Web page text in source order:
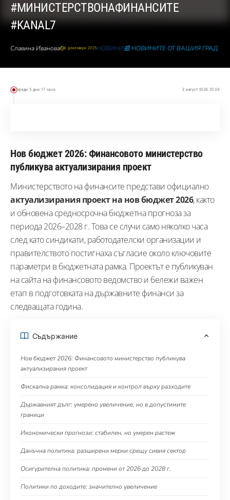
#МИНИСТЕРСТВОНАФИНАНСИТЕ
#KANAL7
Славина Иванова 6 декември 2025НОВИНИ📰 НОВИНИТЕ ОТ ВАШИЯ ГРАД
преди 5 дни 17 часа 3 август 2026 20:06
Нов бюджет 2026: Финансовото министерство
публикува актуализирания проект
Министерството на финансите представи официално
актуализирания проект на нов бюджет 2026, както
и обновена средносрочна бюджетна прогноза за
периода 2026–2028 г. Това се случи само няколко часа
след като синдикати, работодателски организации и
правителството постигнаха съгласие около ключовите
параметри в бюджетната рамка. Проектът е публикуван
на сайта на финансовото ведомство и бележи важен
етап в подготовката на държавните финанси за
следващата година.
Съдържание
Нов бюджет 2026: Финансовото министерство публикува
актуализирания проект
Фискална рамка: консолидация и контрол върху разходите
Държавният дълг: умерено увеличение, но в допустимите
граници
Икономически прогнози: стабилен, но умерен растеж
Данъчна политика: разширени мерки срещу сивия сектор
Осигурителна политика: промени от 2026 до 2028 г.
Политики по доходите: значително увеличение